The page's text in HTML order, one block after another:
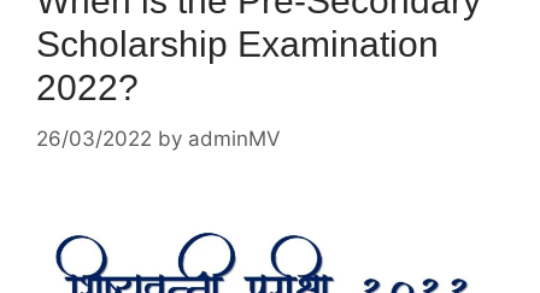
Scholarship Examination
2022?
26/03/2022 by adminMV